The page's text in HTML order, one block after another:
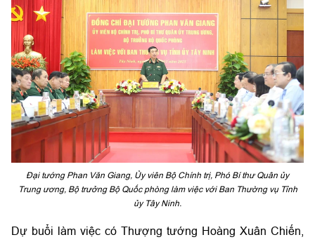
Đại tướng Phan Văn Giang, Ủy viên Bộ Chính trị, Phó Bí thư Quân ủy
Trung ương, Bộ trưởng Bộ Quốc phòng làm việc với Ban Thường vụ Tỉnh
ủy Tây Ninh.
Dự buổi làm việc có Thượng tướng Hoàng Xuân Chiến,